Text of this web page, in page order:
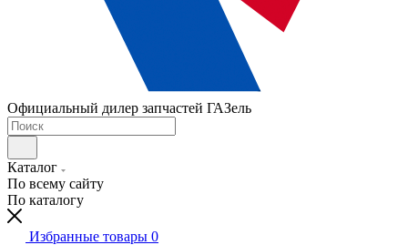
Официальный дилер запчастей ГАЗель
Каталог
По всему сайту
По каталогу
Избранные товары 0